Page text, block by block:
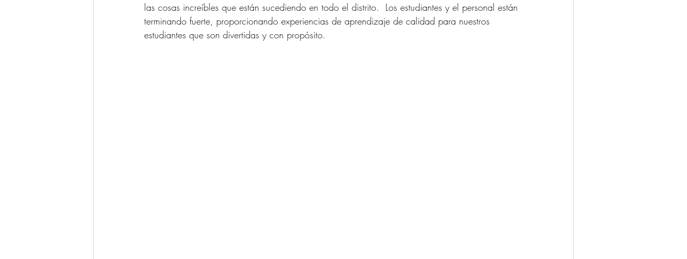
las cosas increíbles que están sucediendo en todo el distrito.  Los estudiantes y el personal están
terminando fuerte, proporcionando experiencias de aprendizaje de calidad para nuestros
estudiantes que son divertidas y con propósito.